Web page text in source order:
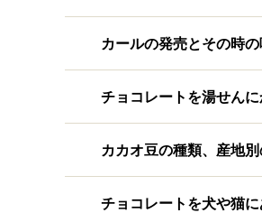
カールの発売とその時
チョコレートを湯せん
カカオ豆の種類、産地
チョコレートを犬や猫